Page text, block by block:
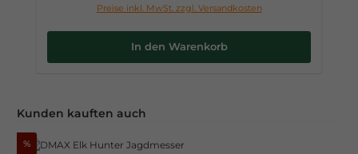
Preise inkl. MwSt. zzgl. Versandkosten
In den Warenkorb
Produktgalerie überspringen
Kunden kauften auch
%